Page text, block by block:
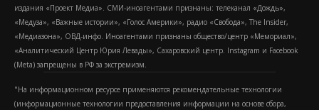
издания «Проект Медиа». СМИ-иноагентами признаны: телеканал «Дождь»,
«Медуза», «Важные истории», «Голос Америки», радио «Свобода», The Insider,
«Медиазона», ОВД-инфо. Иноагентами признаны общество/центр «Мемориал»,
«Аналитический Центр Юрия Левады», Сахаровский центр. Instagram и Facebook
(Metа) запрещены в РФ за экстремизм.
"На информационном ресурсе применяются рекомендательные технологии
(информационные технологии предоставления информации на основе сбора,